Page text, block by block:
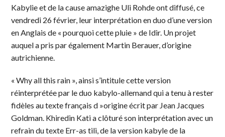
Kabylie et de la cause amazighe Uli Rohde ont diffusé, ce
vendredi 26 février, leur interprétation en duo d’une version
en Anglais de « pourquoi cette pluie » de Idir. Un projet
auquel a pris par également Martin Berauer, d’origine
autrichienne.
« Why all this rain », ainsi s’intitule cette version
réinterprétée par le duo kabylo-allemand qui a tenu à rester
fidèles au texte français d »origine écrit par Jean Jacques
Goldman. Khiredin Kati a clôturé son interprétation avec un
refrain du texte Err-as tili, de la version kabyle de la